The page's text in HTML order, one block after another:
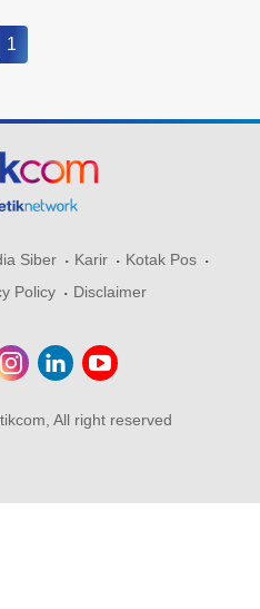
1
Siber Karir
Kotak Pos
Policy Disclaimer
All right reserved